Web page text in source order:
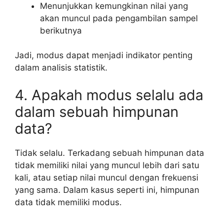
Menunjukkan kemungkinan nilai yang
akan muncul pada pengambilan sampel
berikutnya
Jadi, modus dapat menjadi indikator penting
dalam analisis statistik.
4. Apakah modus selalu ada
dalam sebuah himpunan
data?
Tidak selalu. Terkadang sebuah himpunan data
tidak memiliki nilai yang muncul lebih dari satu
kali, atau setiap nilai muncul dengan frekuensi
yang sama. Dalam kasus seperti ini, himpunan
data tidak memiliki modus.